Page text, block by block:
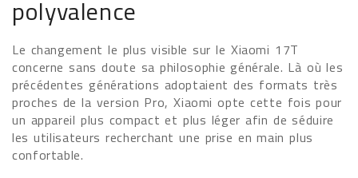
polyvalence
Le changement le plus visible sur le Xiaomi 17T
concerne sans doute sa philosophie générale. Là où les
précédentes générations adoptaient des formats très
proches de la version Pro, Xiaomi opte cette fois pour
un appareil plus compact et plus léger afin de séduire
les utilisateurs recherchant une prise en main plus
confortable.